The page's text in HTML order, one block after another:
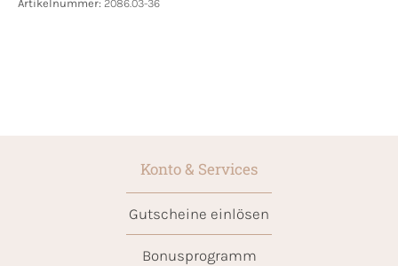
Artikelnummer: 2086.03-36
Konto & Services
Gutscheine einlösen
Bonusprogramm